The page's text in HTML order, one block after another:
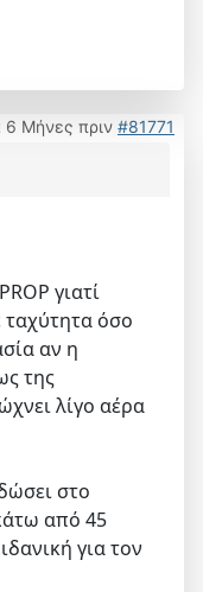
6 Μήνες πριν #81771
γιατί
όσο
αν η
της
λίγο αέρα
στο
από 45
για τον